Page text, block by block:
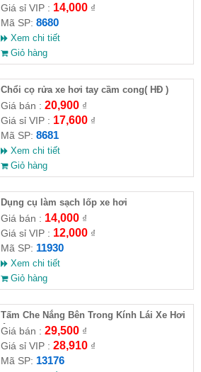
Giá sỉ VIP : 14,000₫
Mã SP: 8680
Xem chi tiết
Giỏ hàng
Chổi cọ rửa xe hơi tay cầm cong( HĐ )
Giá bán : 20,900₫
Giá sỉ VIP : 17,600₫
Mã SP: 8681
Xem chi tiết
Giỏ hàng
Dụng cụ làm sạch lốp xe hơi
Giá bán : 14,000₫
Giá sỉ VIP : 12,000₫
Mã SP: 11930
Xem chi tiết
Giỏ hàng
Tấm Che Nắng Bên Trong Kính Lái Xe Hơi
Ô Tô Có Phản Quang
Giá bán : 29,500₫
Giá sỉ VIP : 28,910₫
Mã SP: 13176